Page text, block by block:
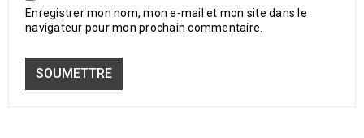
Enregistrer mon nom, mon e-mail et mon site dans le
navigateur pour mon prochain commentaire.